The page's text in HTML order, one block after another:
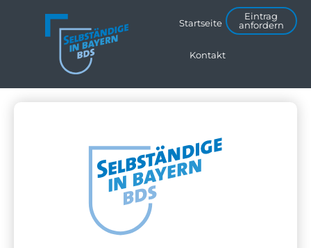
Startseite
Kontakt
Eintrag
anfordern